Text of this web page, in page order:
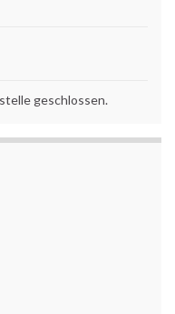
geschlossen.